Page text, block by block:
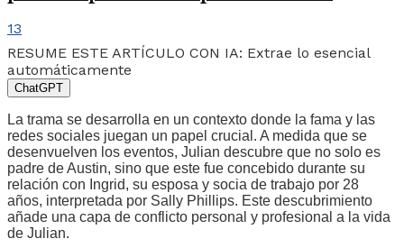
13
RESUME ESTE ARTÍCULO CON IA: Extrae lo esencial
automáticamente
ChatGPT
La trama se desarrolla en un contexto donde la fama y las
redes sociales juegan un papel crucial. A medida que se
desenvuelven los eventos, Julian descubre que no solo es
padre de Austin, sino que este fue concebido durante su
relación con Ingrid, su esposa y socia de trabajo por 28
años, interpretada por Sally Phillips. Este descubrimiento
añade una capa de conflicto personal y profesional a la vida
de Julian.